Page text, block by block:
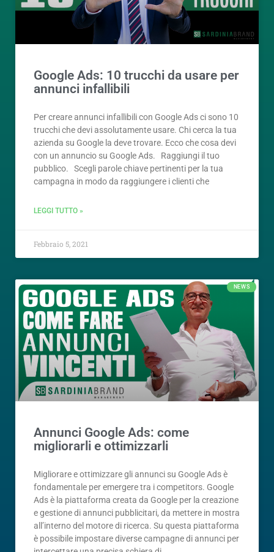
Google Ads: 10 trucchi da usare per
annunci infallibili
Per creare annunci infallibili con Google Ads ci sono 10
trucchi che devi assolutamente usare. Chi cerca la tua
azienda su Google la deve trovare. Ecco che cosa devi
con un annuncio su Google Ads. Raggiungi il tuo
pubblico. Scegli parole chiave pertinenti per la tua
campagna in modo da raggiungere i clienti che
LEGGI TUTTO »
Febbraio 5, 2021
NEWS
Annunci Google Ads: come
migliorarli e ottimizzarli
Migliorare e ottimizzare gli annunci su Google Ads è
fondamentale per emergere tra i competitors. Google
Ads è la piattaforma creata da Google per la creazione
e gestione di annunci pubblicitari, da mettere in mostra
all’interno del motore di ricerca. Su questa piattaforma
è possibile impostare diverse campagne di annunci per